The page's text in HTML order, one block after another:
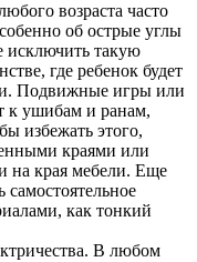
возраста часто
об острые углы
исключить такую
где ребенок будет
Подвижные игры или
к ушибам и ранам,
избежать этого,
краями или
на края мебели. Еще
как тонкий
В любом